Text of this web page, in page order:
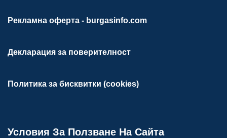
Рекламна оферта - burgasinfo.com
Декларация за поверителност
Политика за бисквитки (cookies)
Условия За Ползване На Сайта